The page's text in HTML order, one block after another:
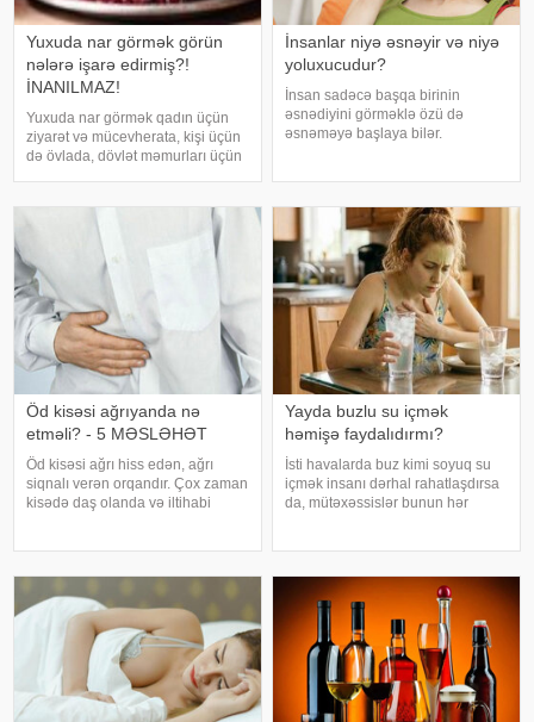
Yuxuda nar görmək görün
nələrə işarə edirmiş?!
İNANILMAZ!
Yuxuda nar görmək qadın üçün
ziyarət və mücevherata, kişi üçün
də övlada, dövlət məmurları üçün
bərəkətinə, tacir üçün çox quru,
xalq üçün yaxşı bir idarəy
İnsanlar niyə əsnəyir və niyə
yoluxucudur?
İnsan sadəcə başqa birinin
əsnədiyini görməklə özü də
əsnəməyə başlaya bilər.
verir ki, əsnəmək insan
orqanizminin ən adi
Öd kisəsi ağrıyanda nə
etməli? - 5 MƏSLƏHƏT
Öd kisəsi ağrı hiss edən, ağrı
siqnalı verən orqandır. Çox zaman
kisədə daş olanda və iltihabi
bu zaman hətta ağrıkəsic
Yayda buzlu su içmək
həmişə faydalıdırmı?
İsti havalarda buz kimi soyuq su
içmək insanı dərhal rahatlaşdırsa
da, mütəxəssislər bunun hər
insanın kifayət qədə